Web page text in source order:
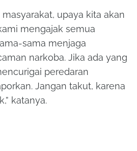
upaya kita akan
mengajak semua
sama menjaga
narkoba. Jika ada yang
peredaran
Jangan takut, karena
katanya.